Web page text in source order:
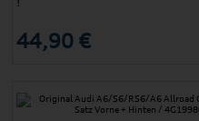
44,90 €